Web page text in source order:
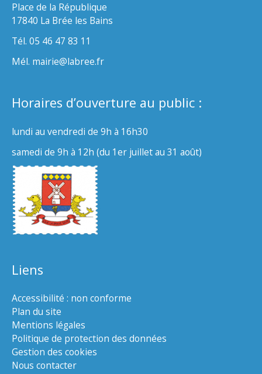
Place de la République
17840 La Brée les Bains
Tél. 05 46 47 83 11
Mél. mairie@labree.fr
Horaires d’ouverture au public :
lundi au vendredi de 9h à 16h30
samedi de 9h à 12h (du 1er juillet au 31 août)
Liens
Accessibilité : non conforme
Plan du site
Mentions légales
Politique de protection des données
Gestion des cookies
Nous contacter